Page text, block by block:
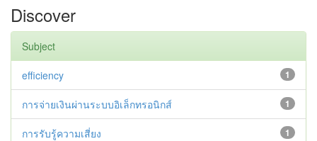
Discover
Subject
1
efficiency
1
การจ่ายเงินผ่านระบบอิเล็กทรอนิกส์
1
การรับรู้ความเสี่ยง